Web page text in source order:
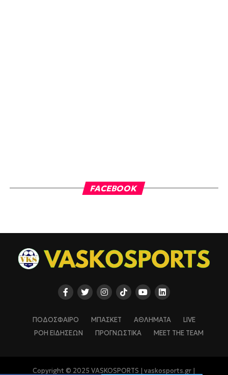
FACEBOOK
ΠΟΔΟΣΦΑΙΡΟ ΜΠΑΣΚΕΤ ΑΘΛΗΜΑΤΑ
LIVE
ΡΟΗ ΕΙΔΗΣΕΩΝ
ΠΡΟΓΝΩΣΤΙΚΑ MEET THE TEAM
Copyright © 2025 VASKOSPORTS | vaskosports.gr |